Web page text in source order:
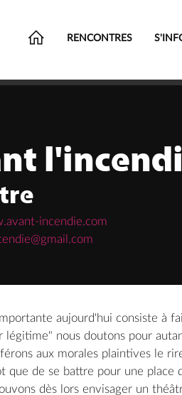
 RENCONTRES
incendie.com
aujourd'hui consiste
nous doutons pour
aux morales plaintives le
de se battre pour une place
dès lors envisager un